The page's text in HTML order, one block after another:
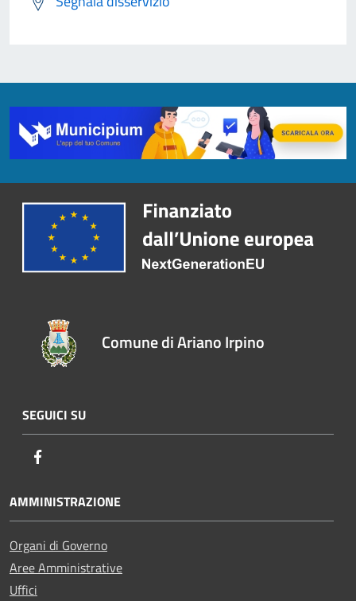
Comune di Ariano Irpino
SEGUICI SU
AMMINISTRAZIONE
Organi di Governo
Aree Amministrative
Uffici